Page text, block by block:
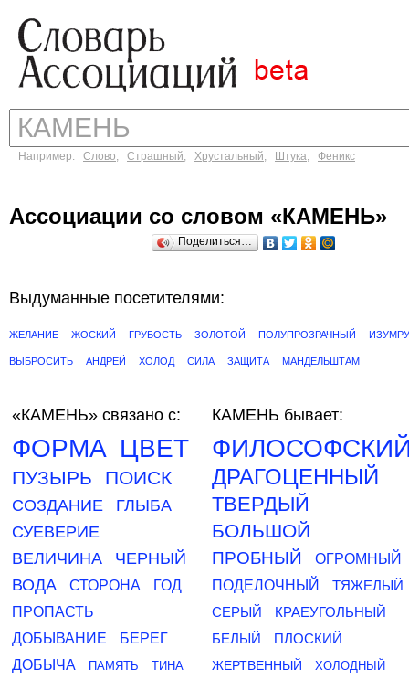
Например: Слово, Страшный, Хрустальный, Штука, Феникс
Ассоциации со словом «КАМЕНЬ»
Поделиться…
Выдуманные посетителями:
ЖЕЛАНИЕ ЖОСКИЙ ГРУБОСТЬ ЗОЛОТОЙ ПОЛУПРОЗРАЧНЫЙ
ВЫБРОСИТЬ АНДРЕЙ ХОЛОД СИЛА ЗАЩИТА МАНДЕЛЬШТАМ
«КАМЕНЬ» связано с:
ФОРМА ЦВЕТ
ПУЗЫРЬ ПОИСК
СОЗДАНИЕ
ГЛЫБА
СУЕВЕРИЕ
ВЕЛИЧИНА
ЧЕРНЫЙ
ВОДА
СТОРОНА
ГОД
ПРОПАСТЬ
ДОБЫВАНИЕ
БЕРЕГ
ДОБЫЧА
ПАМЯТЬ
ТИНА
КАМЕНЬ бывает:
ДРАГОЦЕННЫЙ
ТВЕРДЫЙ
БОЛЬШОЙ
ПРОБНЫЙ
ОГРОМНЫЙ
ПОДЕЛОЧНЫЙ
ТЯЖЕЛЫЙ
СЕРЫЙ
КРАЕУГОЛЬНЫЙ
БЕЛЫЙ
ПЛОСКИЙ
ЖЕРТВЕННЫЙ
ХОЛОДНЫЙ